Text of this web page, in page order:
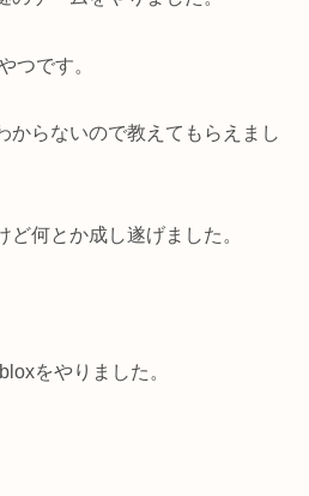
つです。
からないので教えてもらえまし
何とか成し遂げました。
をやりました。